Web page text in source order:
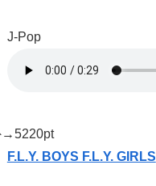
J-Pop
→5220pt
F.L.Y. BOYS F.L.Y. GIRLS